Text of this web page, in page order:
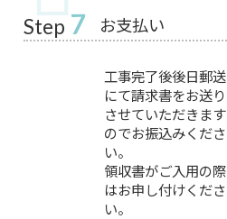
Step 7 お支払い
工事完了後後日郵送
にて請求書をお送り
させていただきます
のでお振込みくださ
い。
領収書がご入用の際
はお申し付けくださ
い。